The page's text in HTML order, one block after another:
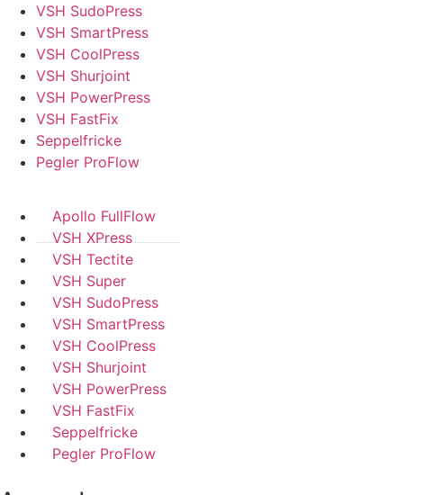
VSH SudoPress
VSH SmartPress
VSH CoolPress
VSH Shurjoint
VSH PowerPress
VSH FastFix
Seppelfricke
Pegler ProFlow
Apollo FullFlow
VSH XPress
VSH Tectite
VSH Super
VSH SudoPress
VSH SmartPress
VSH CoolPress
VSH Shurjoint
VSH PowerPress
VSH FastFix
Seppelfricke
Pegler ProFlow